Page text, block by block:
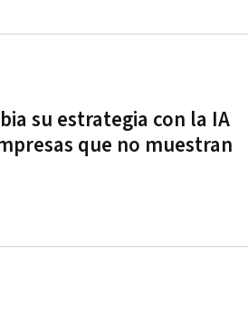
su estrategia con la IA
que no muestran